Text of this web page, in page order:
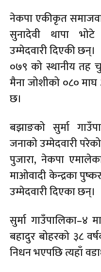
नेकपा एकीकृत
सुनादेवी थापा भोटे
उम्मेदवारी दिएकी छन्।
०७९ को स्थानीय तह
मैना जोशीको ०८०
छ।
बझाङको सुर्मा
जनाको उम्मेदवारी
पुजारा, नेकपा
माओवादी केन्द्रका
उम्मेदवारी दिएका छन्।
सुर्मा गाउँपालिका–४
बहादुर बोहरको ३८
निधन भएपछि त्यहाँ